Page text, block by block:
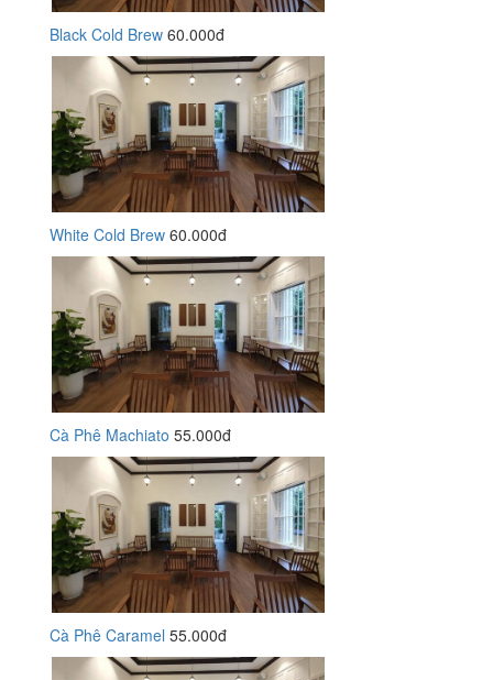
Black Cold Brew 60.000đ
White Cold Brew 60.000đ
Cà Phê Machiato 55.000đ
Cà Phê Caramel 55.000đ